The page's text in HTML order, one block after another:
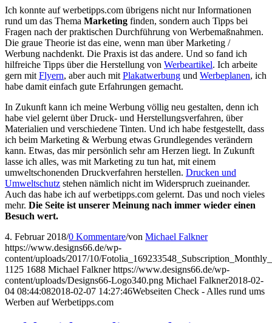
Ich konnte auf werbetipps.com übrigens nicht nur Informationen
rund um das Thema Marketing finden, sondern auch Tipps bei
Fragen nach der praktischen Durchführung von Werbemaßnahmen.
Die graue Theorie ist das eine, wenn man über Marketing /
Werbung nachdenkt. Die Praxis ist das andere. Und so fand ich
hilfreiche Tipps über die Herstellung von Werbeartikel. Ich arbeite
gern mit Flyern, aber auch mit Plakatwerbung und Werbeplanen, ich
habe damit einfach gute Erfahrungen gemacht.
In Zukunft kann ich meine Werbung völlig neu gestalten, denn ich
habe viel gelernt über Druck- und Herstellungsverfahren, über
Materialien und verschiedene Tinten. Und ich habe festgestellt, dass
ich beim Marketing & Werbung etwas Grundlegendes verändern
kann. Etwas, das mir persönlich sehr am Herzen liegt. In Zukunft
lasse ich alles, was mit Marketing zu tun hat, mit einem
umweltschonenden Druckverfahren herstellen. Drucken und
Umweltschutz stehen nämlich nicht im Widerspruch zueinander.
Auch das habe ich auf werbetipps.com gelernt. Das und noch vieles
mehr. Die Seite ist unserer Meinung nach immer wieder einen
Besuch wert.
4. Februar 2018/0 Kommentare/von Michael Falkner
https://www.designs66.de/wp-
content/uploads/2017/10/
1125 1688 Michael Falkner https://www.designs66.de/wp-
content/uploads/Designs66-Logo340.png Michael Falkner2018-02-
04 08:44:082018-02-07 14:27:46Webseiten Check - Alles rund ums
Werben auf Werbetipps.com